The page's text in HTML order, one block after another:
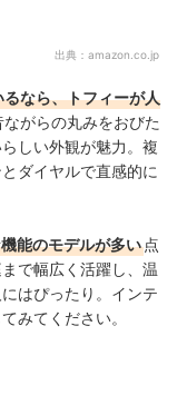
出典： amazon.co.jp
なら、トフィーが人
がらの丸みをおびた
しい外観が魅力。複
ダイヤルで直感的に
能のモデルが多い 点
で幅広く活躍し、温
はぴったり。インテ
みてください。